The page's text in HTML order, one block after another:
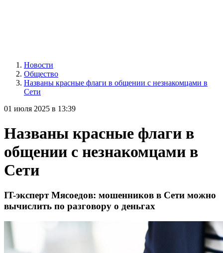
Новости
Общество
Названы красные флаги в общении с незнакомцами в
Сети
01 июля 2025 в 13:39
Названы красные флаги в
общении с незнакомцами в
Сети
IT-эксперт Мясоедов: мошенников в Сети можно
вычислить по разговору о деньгах